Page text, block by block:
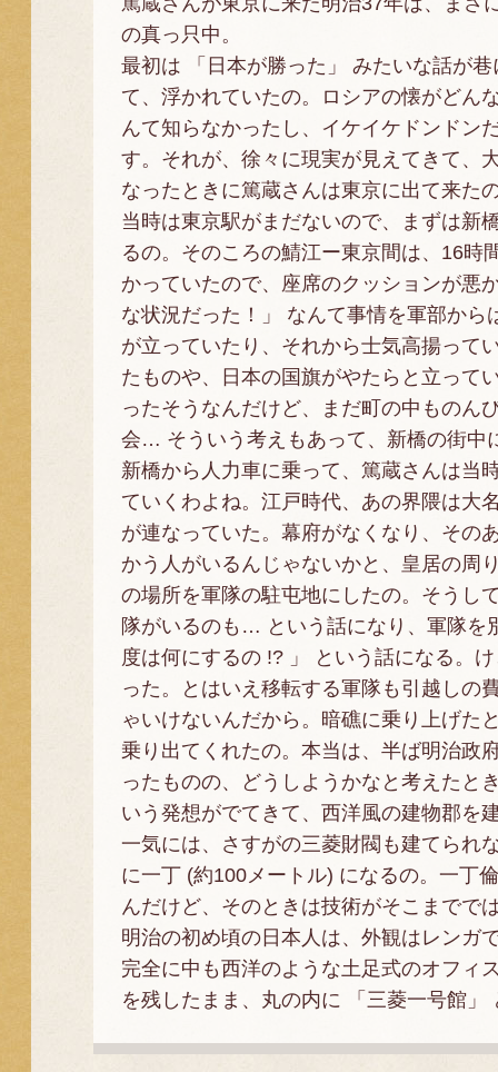
の真っ只中。
最初は 「日本が勝った」 みたいな話が
て、浮かれていたの。ロシアの懐がどん
んて知らなかったし、イケイケドンドン
す。それが、徐々に現実が見えてきて、
なったときに篤蔵さんは東京に出て来た
当時は東京駅がまだないので、まずは新
るの。そのころの鯖江ー東京間は、16時
かっていたので、座席のクッションが悪
な状況だった！」 なんて事情を軍部か
が立っていたり、それから士気高揚って
たものや、日本の国旗がやたらと立って
ったそうなんだけど、まだ町の中ものん
会… そういう考えもあって、新橋の街中
新橋から人力車に乗って、篤蔵さんは当
ていくわよね。江戸時代、あの界隈は大
が連なっていた。幕府がなくなり、その
かう人がいるんじゃないかと、皇居の周
の場所を軍隊の駐屯地にしたの。そうし
隊がいるのも… という話になり、軍隊
度は何にするの !? 」 という話になる。
った。とはいえ移転する軍隊も引越し
ゃいけないんだから。暗礁に乗り上げた
乗り出てくれたの。本当は、半ば明治政
ったものの、どうしようかなと考えたと
いう発想がでてきて、西洋風の建物郡を
一気には、さすがの三菱財閥も建てられ
に一丁 (約100メートル) になるの。一丁
んだけど、そのときは技術がそこまでで
明治の初め頃の日本人は、外観はレンガ
完全に中も西洋のような土足式のオフィ
を残したまま、丸の内に 「三菱一号館」